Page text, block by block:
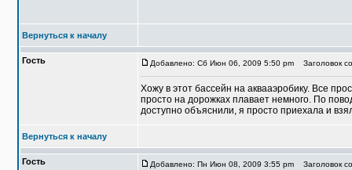
Вернуться к началу
Гость Добавлено: Сб Июн 06, 2009 5:50 pm Заголовок
Хожу в этот бассейн на аквааэробику. Все
просто на дорожках плавает немного. По
доступно объяснили, я просто приехала и
Вернуться к началу
Гость Добавлено: Пн Июн 08, 2009 3:55 pm Заголовок